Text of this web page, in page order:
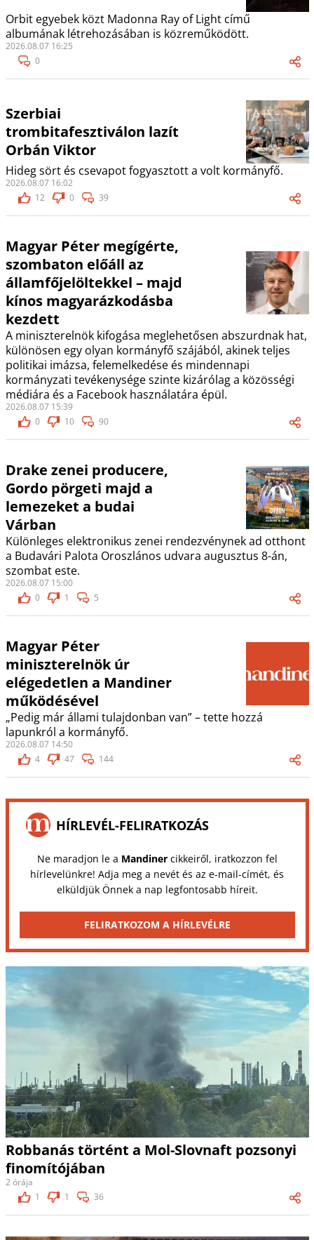
Orbit egyebek közt Madonna Ray of Light című
albumának létrehozásában is közreműködött.
2026.08.07 16:25
0
Szerbiai
trombitafesztiválon lazít
Orbán Viktor
Hideg sört és csevapot fogyasztott a volt kormányfő.
2026.08.07 16:02
12
0 39
Magyar Péter megígérte,
szombaton előáll az
államfőjelöltekkel – majd
kínos magyarázkodásba
kezdett
A miniszterelnök kifogása meglehetősen abszurdnak hat,
különösen egy olyan kormányfő szájából, akinek teljes
politikai imázsa, felemelkedése és mindennapi
kormányzati tevékenysége szinte kizárólag a közösségi
médiára és a Facebook használatára épül.
2026.08.07 15:39
0
10 90
Drake zenei producere,
Gordo pörgeti majd a
lemezeket a budai
Várban
Különleges elektronikus zenei rendezvénynek ad otthont
a Budavári Palota Oroszlános udvara augusztus 8-án,
szombat este.
2026.08.07 15:00
0
1 5
Magyar Péter
miniszterelnök úr
elégedetlen a Mandiner
működésével
„Pedig már állami tulajdonban van” – tette hozzá
lapunkról a kormányfő.
2026.08.07 14:50
4
47 144
HÍRLEVÉL-FELIRATKOZÁS
Ne maradjon le a Mandinercikkeiről, iratkozzon fel
hírlevelünkre! Adja meg a nevét és az e-mail-címét, és
elküldjük Önnek a nap legfontosabb híreit.
FELIRATKOZOM A HÍRLEVÉLRE
Robbanás történt a Mol-Slovnaft pozsonyi
finomítójában
2 órája
1
1 36